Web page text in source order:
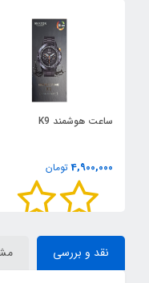
ساعت هوشمند K9
4,900,000 تومان
نقد و بررسی